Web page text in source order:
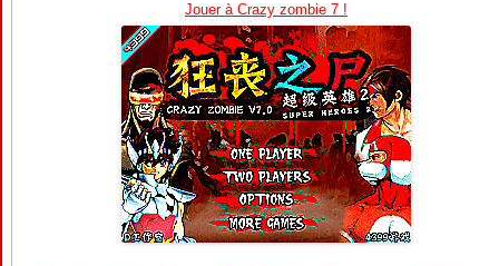
Jouer à Crazy zombie 7 !